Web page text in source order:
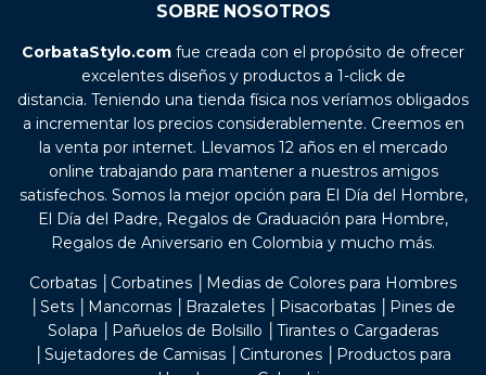
SOBRE NOSOTROS
CorbataStylo.com fue creada con el propósito de ofrecer
excelentes diseños y productos a 1-click de
distancia. Teniendo una tienda física nos veríamos obligados
a incrementar los precios considerablemente. Creemos en
la venta por internet. Llevamos 12 años en el mercado
online trabajando para mantener a nuestros amigos
satisfechos. Somos la mejor opción para El Día del Hombre,
El Día del Padre, Regalos de Graduación para Hombre,
Regalos de Aniversario en Colombia y mucho más.
Corbatas │Corbatines │Medias de Colores para Hombres
│Sets │Mancornas │Brazaletes │Pisacorbatas │Pines de
Solapa │Pañuelos de Bolsillo │Tirantes o Cargaderas
│Sujetadores de Camisas │Cinturones │Productos para